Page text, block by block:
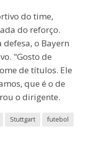
do time,
do reforço.
defesa, o Bayern
"Gosto de
de títulos. Ele
que é o de
o dirigente.
Stuttgart
futebol